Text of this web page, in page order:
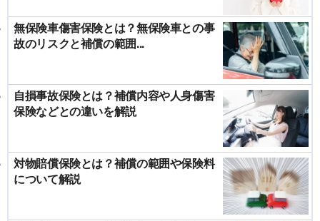
無保険車傷害保険とは？無保険車との事
故のリスクと補償の範囲...
自損事故保険とは？補償内容や人身傷害
保険などとの違いを解説
対物賠償保険とは？補償の範囲や保険料
について解説